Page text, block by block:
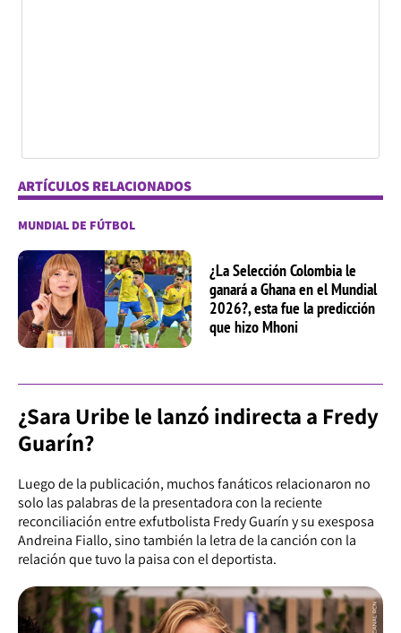
ARTÍCULOS RELACIONADOS
MUNDIAL DE FÚTBOL
¿La Selección Colombia le
ganará a Ghana en el Mundial
2026?, esta fue la predicción
que hizo Mhoni
¿Sara Uribe le lanzó indirecta a Fredy
Guarín?
Luego de la publicación, muchos fanáticos relacionaron no
solo las palabras de la presentadora con la reciente
reconciliación entre exfutbolista Fredy Guarín y su exesposa
Andreina Fiallo, sino también la letra de la canción con la
relación que tuvo la paisa con el deportista.